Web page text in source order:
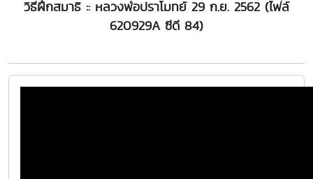
วิธีฝึกสมาธิ :: หลวงพ่อปราโมทย์ 29 ก.ย. 2562 (ไฟล์
620929A ซีดี 84)